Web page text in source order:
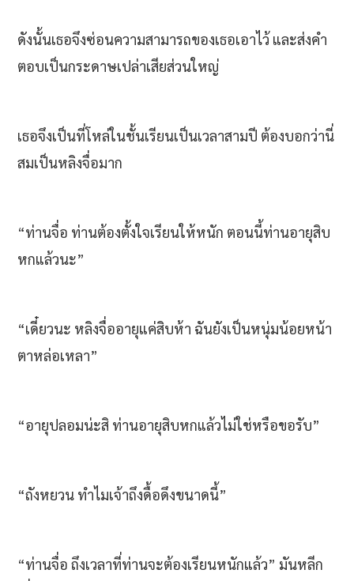
ดังนั้นเธอจึงซ่อนความสามารถของเธอเอาไว้ และส่งคำ
ตอบเป็นกระดาษเปล่าเสียส่วนใหญ่
เธอจึงเป็นที่โหล่ในชั้นเรียนเป็นเวลาสามปี ต้องบอกว่านี่
สมเป็นหลิงจื่อมาก
“ท่านจื่อ ท่านต้องตั้งใจเรียนให้หนัก ตอนนี้ท่านอายุสิบ
หกแล้วนะ”
“เดี๋ยวนะ หลิงจื่ออายุแค่สิบห้า ฉันยังเป็นหนุ่มน้อยหน้า
ตาหล่อเหลา”
“อายุปลอมน่ะสิ ท่านอายุสิบหกแล้วไม่ใช่หรือขอรับ”
“ถังหยวน ทำไมเจ้าถึงดื้อดึงขนาดนี้”
“ท่านจื่อ ถึงเวลาที่ท่านจะต้องเรียนหนักแล้ว” มันหลีก